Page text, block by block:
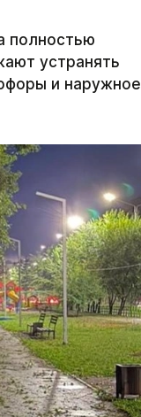
полностью
устранять
и наружное